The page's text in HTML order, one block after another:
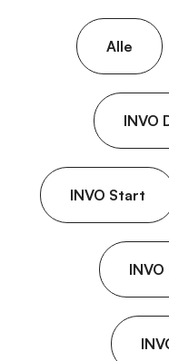
Alle
INVO
INVO Start